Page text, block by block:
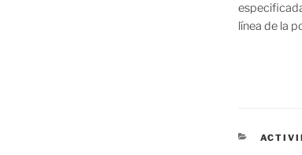
línea de la